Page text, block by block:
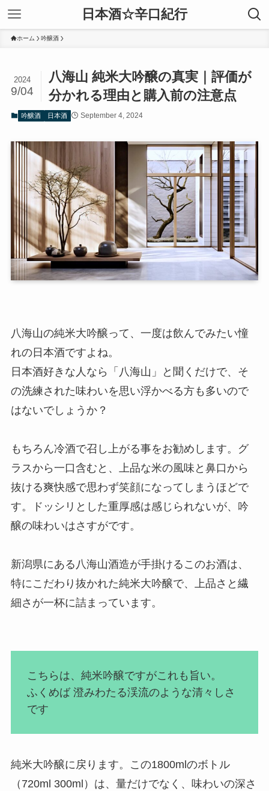
日本酒☆辛口紀行
ホーム 吟醸酒
八海山 純米大吟醸の真実｜評価が
分かれる理由と購入前の注意点
2024
9/04
吟醸酒 日本酒 September 4, 2024
八海山の純米大吟醸って、一度は飲んでみたい憧
れの日本酒ですよね。
日本酒好きな人なら「八海山」と聞くだけで、そ
の洗練された味わいを思い浮かべる方も多いので
はないでしょうか？
もちろん冷酒で召し上がる事をお勧めします。グ
ラスから一口含むと、上品な米の風味と鼻口から
抜ける爽快感で思わず笑顔になってしまうほどで
す。ドッシリとした重厚感は感じられないが、吟
醸の味わいはさすがです。
新潟県にある八海山酒造が手掛けるこのお酒は、
特にこだわり抜かれた純米大吟醸で、上品さと繊
細さが一杯に詰まっています。
こちらは、純米吟醸ですがこれも旨い。
ふくめば 澄みわたる渓流のような清々しさ
です
純米大吟醸に戻ります。この1800mlのボトル
（720ml 300ml）は、量だけでなく、味わいの深さ